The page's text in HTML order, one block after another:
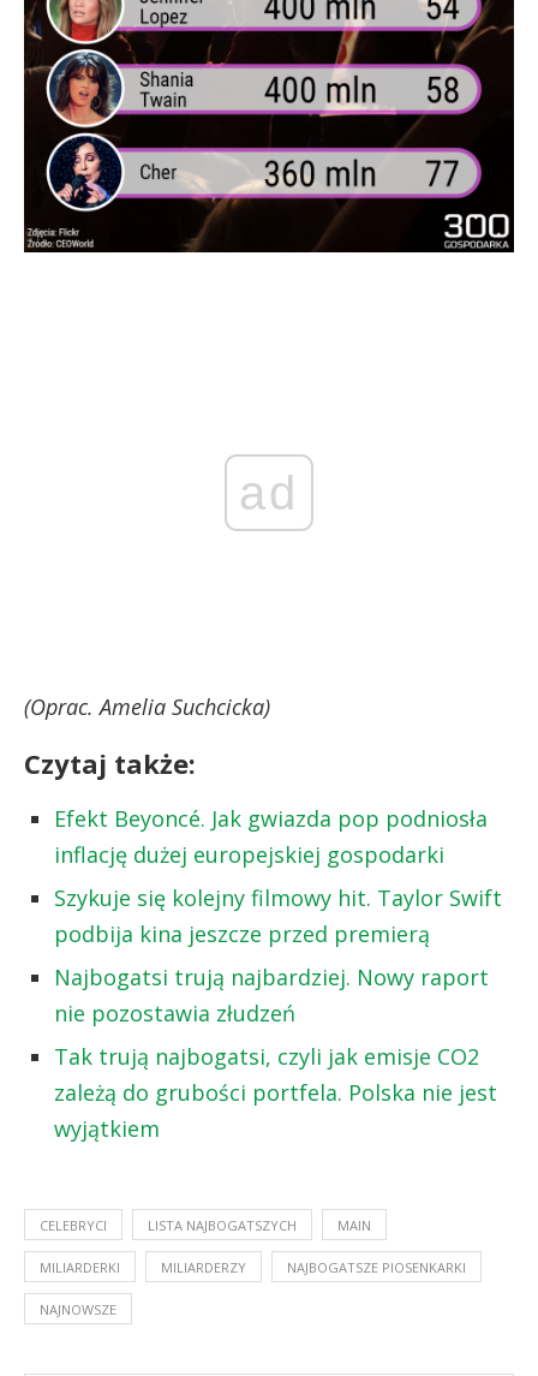
ad
(Oprac. Amelia Suchcicka)
Czytaj także:
Efekt Beyoncé. Jak gwiazda pop podniosła
inflację dużej europejskiej gospodarki
Szykuje się kolejny filmowy hit. Taylor Swift
podbija kina jeszcze przed premierą
Najbogatsi trują najbardziej. Nowy raport
nie pozostawia złudzeń
Tak trują najbogatsi, czyli jak emisje CO2
zależą do grubości portfela. Polska nie jest
wyjątkiem
CELEBRYCI LISTA NAJBOGATSZYCH MAIN
MILIARDERKI MILIARDERZY NAJBOGATSZE PIOSENKARKI
NAJNOWSZE